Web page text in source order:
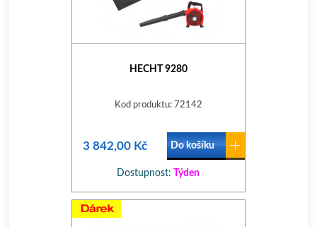
HECHT 9280
Kod produktu: 72142
3 842,00 Kč Do košíku
Dostupnost: Týden